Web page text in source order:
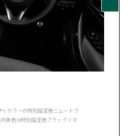
ィカラーの特別設定色ニュートラ
装色は特別設定色ブラック×ダ